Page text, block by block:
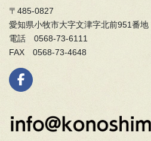
〒485-0827
愛知県小牧市大字文津字北前951番地
電話 0568-73-6111
FAX 0568-73-4648